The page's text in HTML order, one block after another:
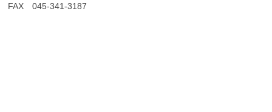
FAX 045-341-3187